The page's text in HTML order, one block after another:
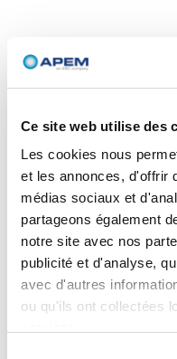
Ce site web utilise des
Les cookies nous
et les annonces, d'offrir
médias sociaux et
partageons également
notre site avec nos
publicité et d'analyse,
avec d'autres
ou qu'ils ont collectées